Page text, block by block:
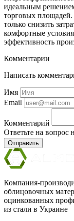
идеальным
торговых
только снизить
комфортные
эффективность
Комментарии
Написать
Имя
Email
Комментарий
Ответьте на вопрос
Отправить
Компания-
облицовочных
оцинкованных
из стали в Украине